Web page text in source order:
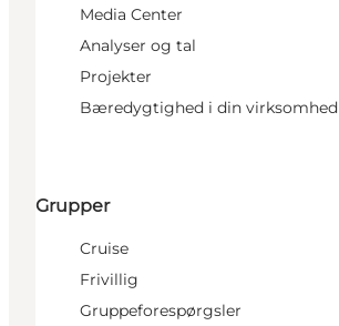
Media Center
Analyser og tal
Projekter
Bæredygtighed i din virksomhed
Grupper
Cruise
Frivillig
Gruppeforespørgsler